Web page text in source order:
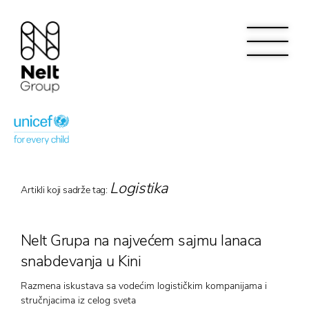
Artikli koji sadrže tag: Logistika
Nelt Grupa na najvećem sajmu lanaca
snabdevanja u Kini
Razmena iskustava sa vodećim logističkim kompanijama i
stručnjacima iz celog sveta